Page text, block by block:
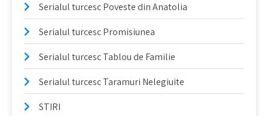
Serialul turcesc Poveste din Anatolia
Serialul turcesc Promisiunea
Serialul turcesc Tablou de Familie
Serialul turcesc Taramuri Nelegiuite
STIRI